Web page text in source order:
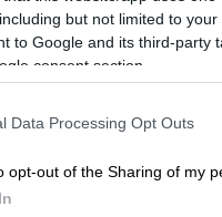
but not limited to
to Google and its third-party
consent section.
Data Processing Opt Outs
opt-out of the Sharing of my
βουτυράτο
H νοστιμιά
εθίζει, ενώ
κράκερ είναι η